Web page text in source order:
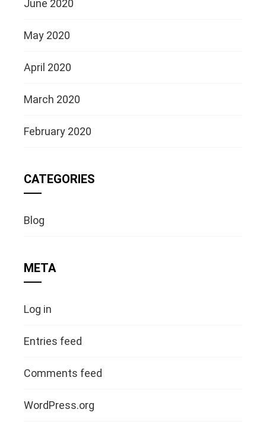
June 2020
May 2020
April 2020
March 2020
February 2020
CATEGORIES
Blog
META
Log in
Entries feed
Comments feed
WordPress.org